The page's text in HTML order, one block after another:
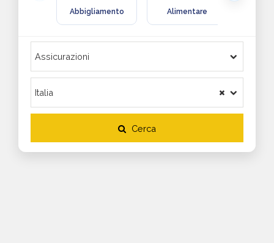
Abbigliamento Alimentare
Cerca